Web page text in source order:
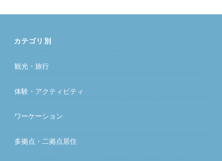
カテゴリ別
観光・旅行
体験・アクティビティ
ワーケーション
多拠点・二拠点居住